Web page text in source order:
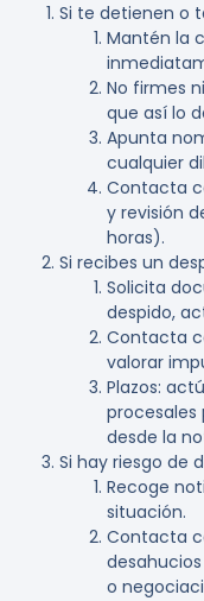
Si te detienen o
Mantén la
No firmes
que así lo
Apunta
cualquier
Contacta
y revisión
horas).
Si recibes un
Solicita
despido,
Contacta
valorar
Plazos:
desde la
Si hay riesgo de
Recoge
situación.
Contacta
o